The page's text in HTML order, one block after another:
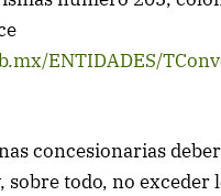
ENTIDADES/
concesionarias
todo, no exceder